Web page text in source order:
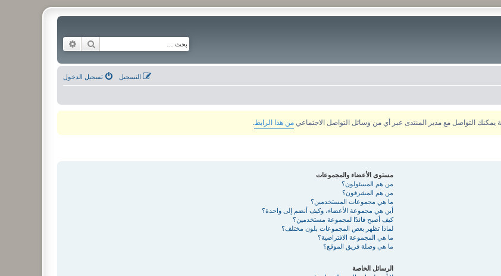
بحث
تسجيل الدخول التسجيل
من هذا الرابط
مستوى الأعضاء والمجموعات
من هم المسئولون؟
من هم المشرفون؟
ما هي مجموعات المستخدمين؟
أين هي مجموعة الأعضاء، وكيف أنضم إلى واحدة؟
كيف أصبح قائدًا لمجموعة مستخدمين؟
لماذا تظهر بعض المجموعات بلون مختلف؟
ما هي المجموعة الافتراضية؟
ما هي وصلة فريق الموقع؟
الرسائل الخاصة